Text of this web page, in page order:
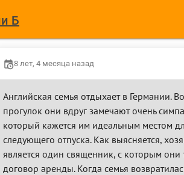
Б
8 лет, 4 месяца назад
Английская семья отдыхает в Германии.
прогулок они вдруг замечают очень
который кажется им идеальным местом
следующего отпуска. Как выясняется,
является один священник, с которым они
договор аренды. Когда семья